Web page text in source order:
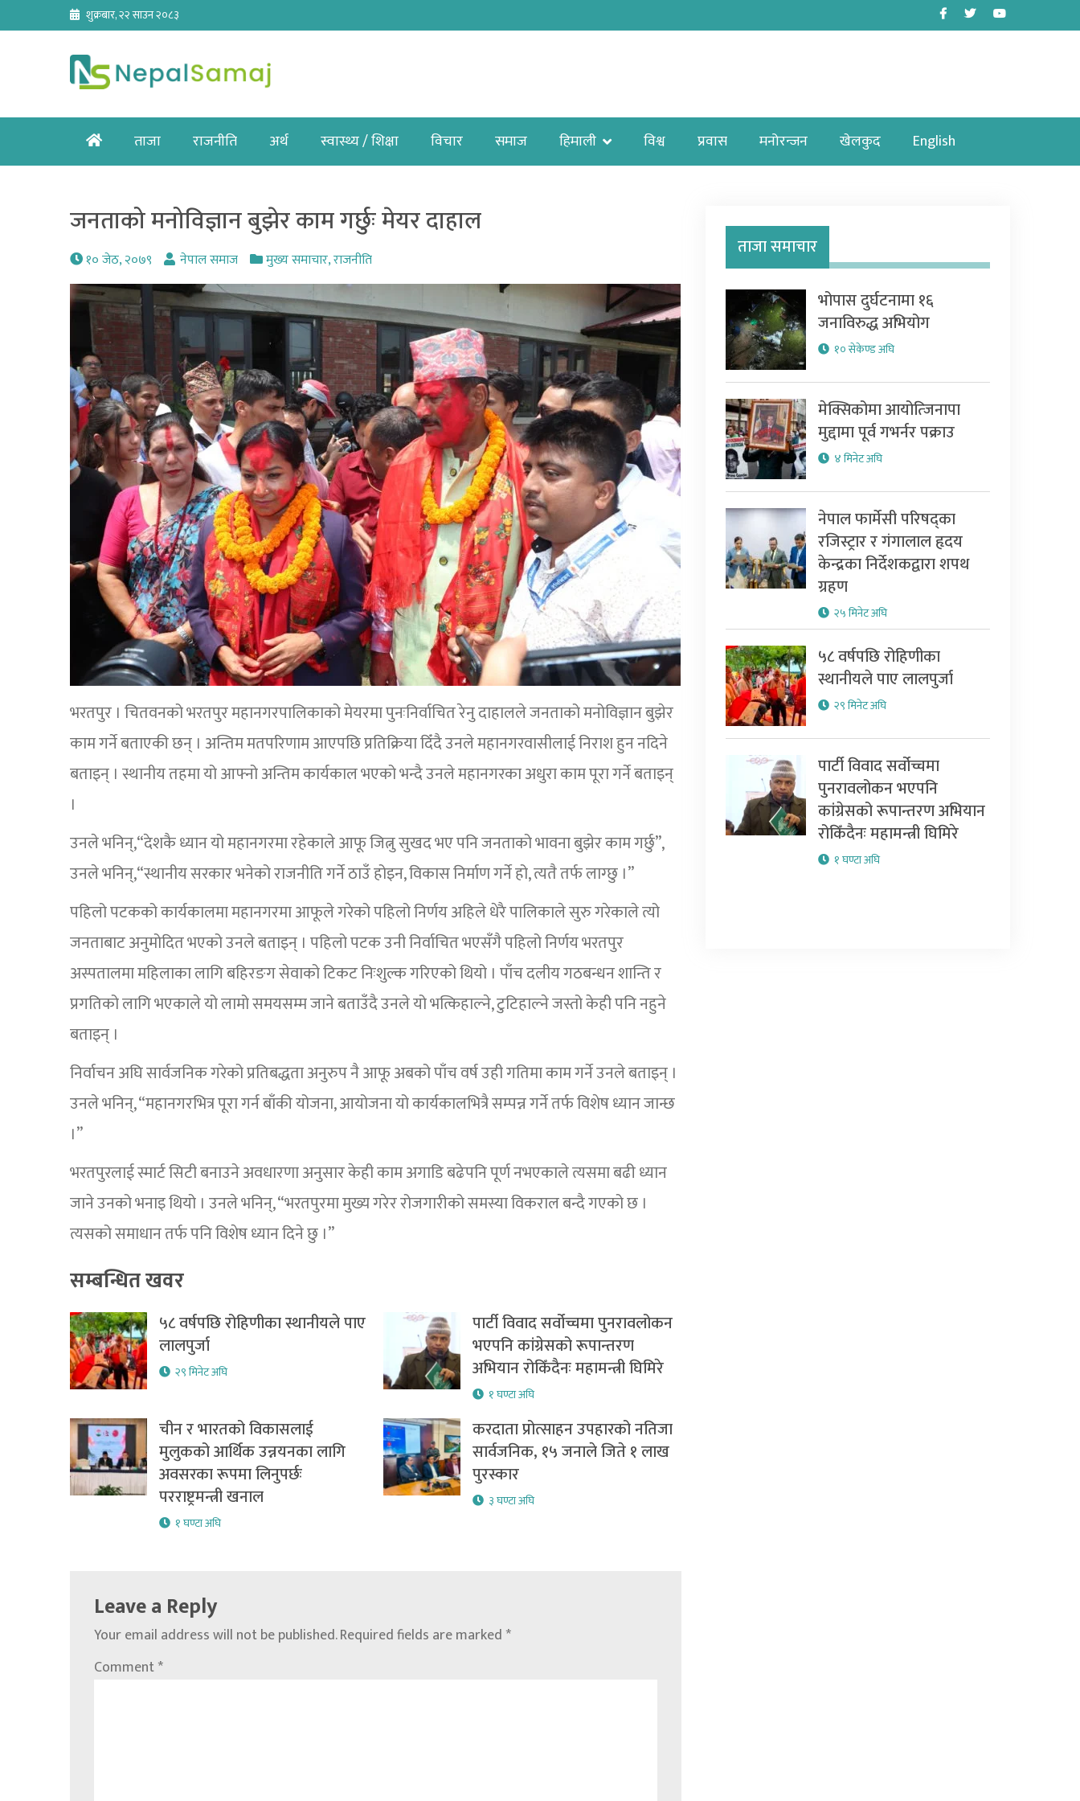
content
शुक्रबार, २२ साउन २०८३ Facebook
TwitterYoutube
Homeताजा राजनीति अर्थ स्वास्थ्य / शिक्षा विचार समाज हिमाली विश्व प्रवास मनोरन्जन खेलकुद English
जनताको मनोविज्ञान बुझेर काम गर्छुः मेयर दाहाल
१० जेठ, २०७९ नेपाल समाज मुख्य समाचार,राजनीति
भरतपुर । चितवनको भरतपुर महानगरपालिकाको मेयरमा पुनःनिर्वाचित रेनु दाहालले जनताको मनोविज्ञान बुझेर
काम गर्ने बताएकी छन् । अन्तिम मतपरिणाम आएपछि प्रतिक्रिया दिँदै उनले महानगरवासीलाई निराश हुन नदिने
बताइन् । स्थानीय तहमा यो आफ्नो अन्तिम कार्यकाल भएको भन्दै उनले महानगरका अधुरा काम पूरा गर्ने बताइन्
।
उनले भनिन्,“देशकै ध्यान यो महानगरमा रहेकाले आफू जित्नु सुखद भए पनि जनताको भावना बुझेर काम गर्छु”,
उनले भनिन्,“स्थानीय सरकार भनेको राजनीति गर्ने ठाउँ होइन, विकास निर्माण गर्ने हो, त्यतै तर्फ लाग्छु ।”
पहिलो पटकको कार्यकालमा महानगरमा आफूले गरेको पहिलो निर्णय अहिले धेरै पालिकाले सुरु गरेकाले त्यो
जनताबाट अनुमोदित भएको उनले बताइन् । पहिलो पटक उनी निर्वाचित भएसँगै पहिलो निर्णय भरतपुर
अस्पतालमा महिलाका लागि बहिरङग सेवाको टिकट निःशुल्क गरिएको थियो । पाँच दलीय गठबन्धन शान्ति र
प्रगतिको लागि भएकाले यो लामो समयसम्म जाने बताउँदै उनले यो भत्किहाल्ने, टुटिहाल्ने जस्तो केही पनि नहुने
बताइन् ।
निर्वाचन अघि सार्वजनिक गरेको प्रतिबद्धता अनुरुप नै आफू अबको पाँच वर्ष उही गतिमा काम गर्ने उनले बताइन् ।
उनले भनिन्, “महानगरभित्र पूरा गर्न बाँकी योजना, आयोजना यो कार्यकालभित्रै सम्पन्न गर्ने तर्फ विशेष ध्यान जान्छ
।”
भरतपुरलाई स्मार्ट सिटी बनाउने अवधारणा अनुसार केही काम अगाडि बढेपनि पूर्ण नभएकाले त्यसमा बढी ध्यान
जाने उनको भनाइ थियो । उनले भनिन्, “भरतपुरमा मुख्य गरेर रोजगारीको समस्या विकराल बन्दै गएको छ ।
त्यसको समाधान तर्फ पनि विशेष ध्यान दिने छु ।”
सम्बन्धित खवर
५८ वर्षपछि रोहिणीका स्थानीयले पाए
लालपुर्जा
२९ मिनेट अघि
पार्टी विवाद सर्वोच्चमा पुनरावलोकन
भएपनि कांग्रेसको रूपान्तरण
अभियान रोकिँदैनः महामन्त्री घिमिरे
१ घण्टा अघि
चीन र भारतको विकासलाई
मुलुकको आर्थिक उन्नयनका लागि
अवसरका रूपमा लिनुपर्छः
परराष्ट्रमन्त्री खनाल
१ घण्टा अघि
करदाता प्रोत्साहन उपहारको नतिजा
सार्वजनिक, १५ जनाले जिते १ लाख
पुरस्कार
३ घण्टा अघि
Leave a Reply
Your email address will not be published.Required fields are marked*
Comment*
ताजा समाचार
भोपास दुर्घटनामा १६
जनाविरुद्ध अभियोग
१० सेकेण्ड अघि
मेक्सिकोमा आयोत्जिनापा
मुद्दामा पूर्व गभर्नर पक्राउ
४ मिनेट अघि
नेपाल फार्मेसी परिषद्का
रजिस्ट्रार र गंगालाल हृदय
केन्द्रका निर्देशकद्वारा शपथ
ग्रहण
२५ मिनेट अघि
५८ वर्षपछि रोहिणीका
स्थानीयले पाए लालपुर्जा
२९ मिनेट अघि
पार्टी विवाद सर्वोच्चमा
पुनरावलोकन भएपनि
कांग्रेसको रूपान्तरण अभियान
रोकिँदैनः महामन्त्री घिमिरे
१ घण्टा अघि